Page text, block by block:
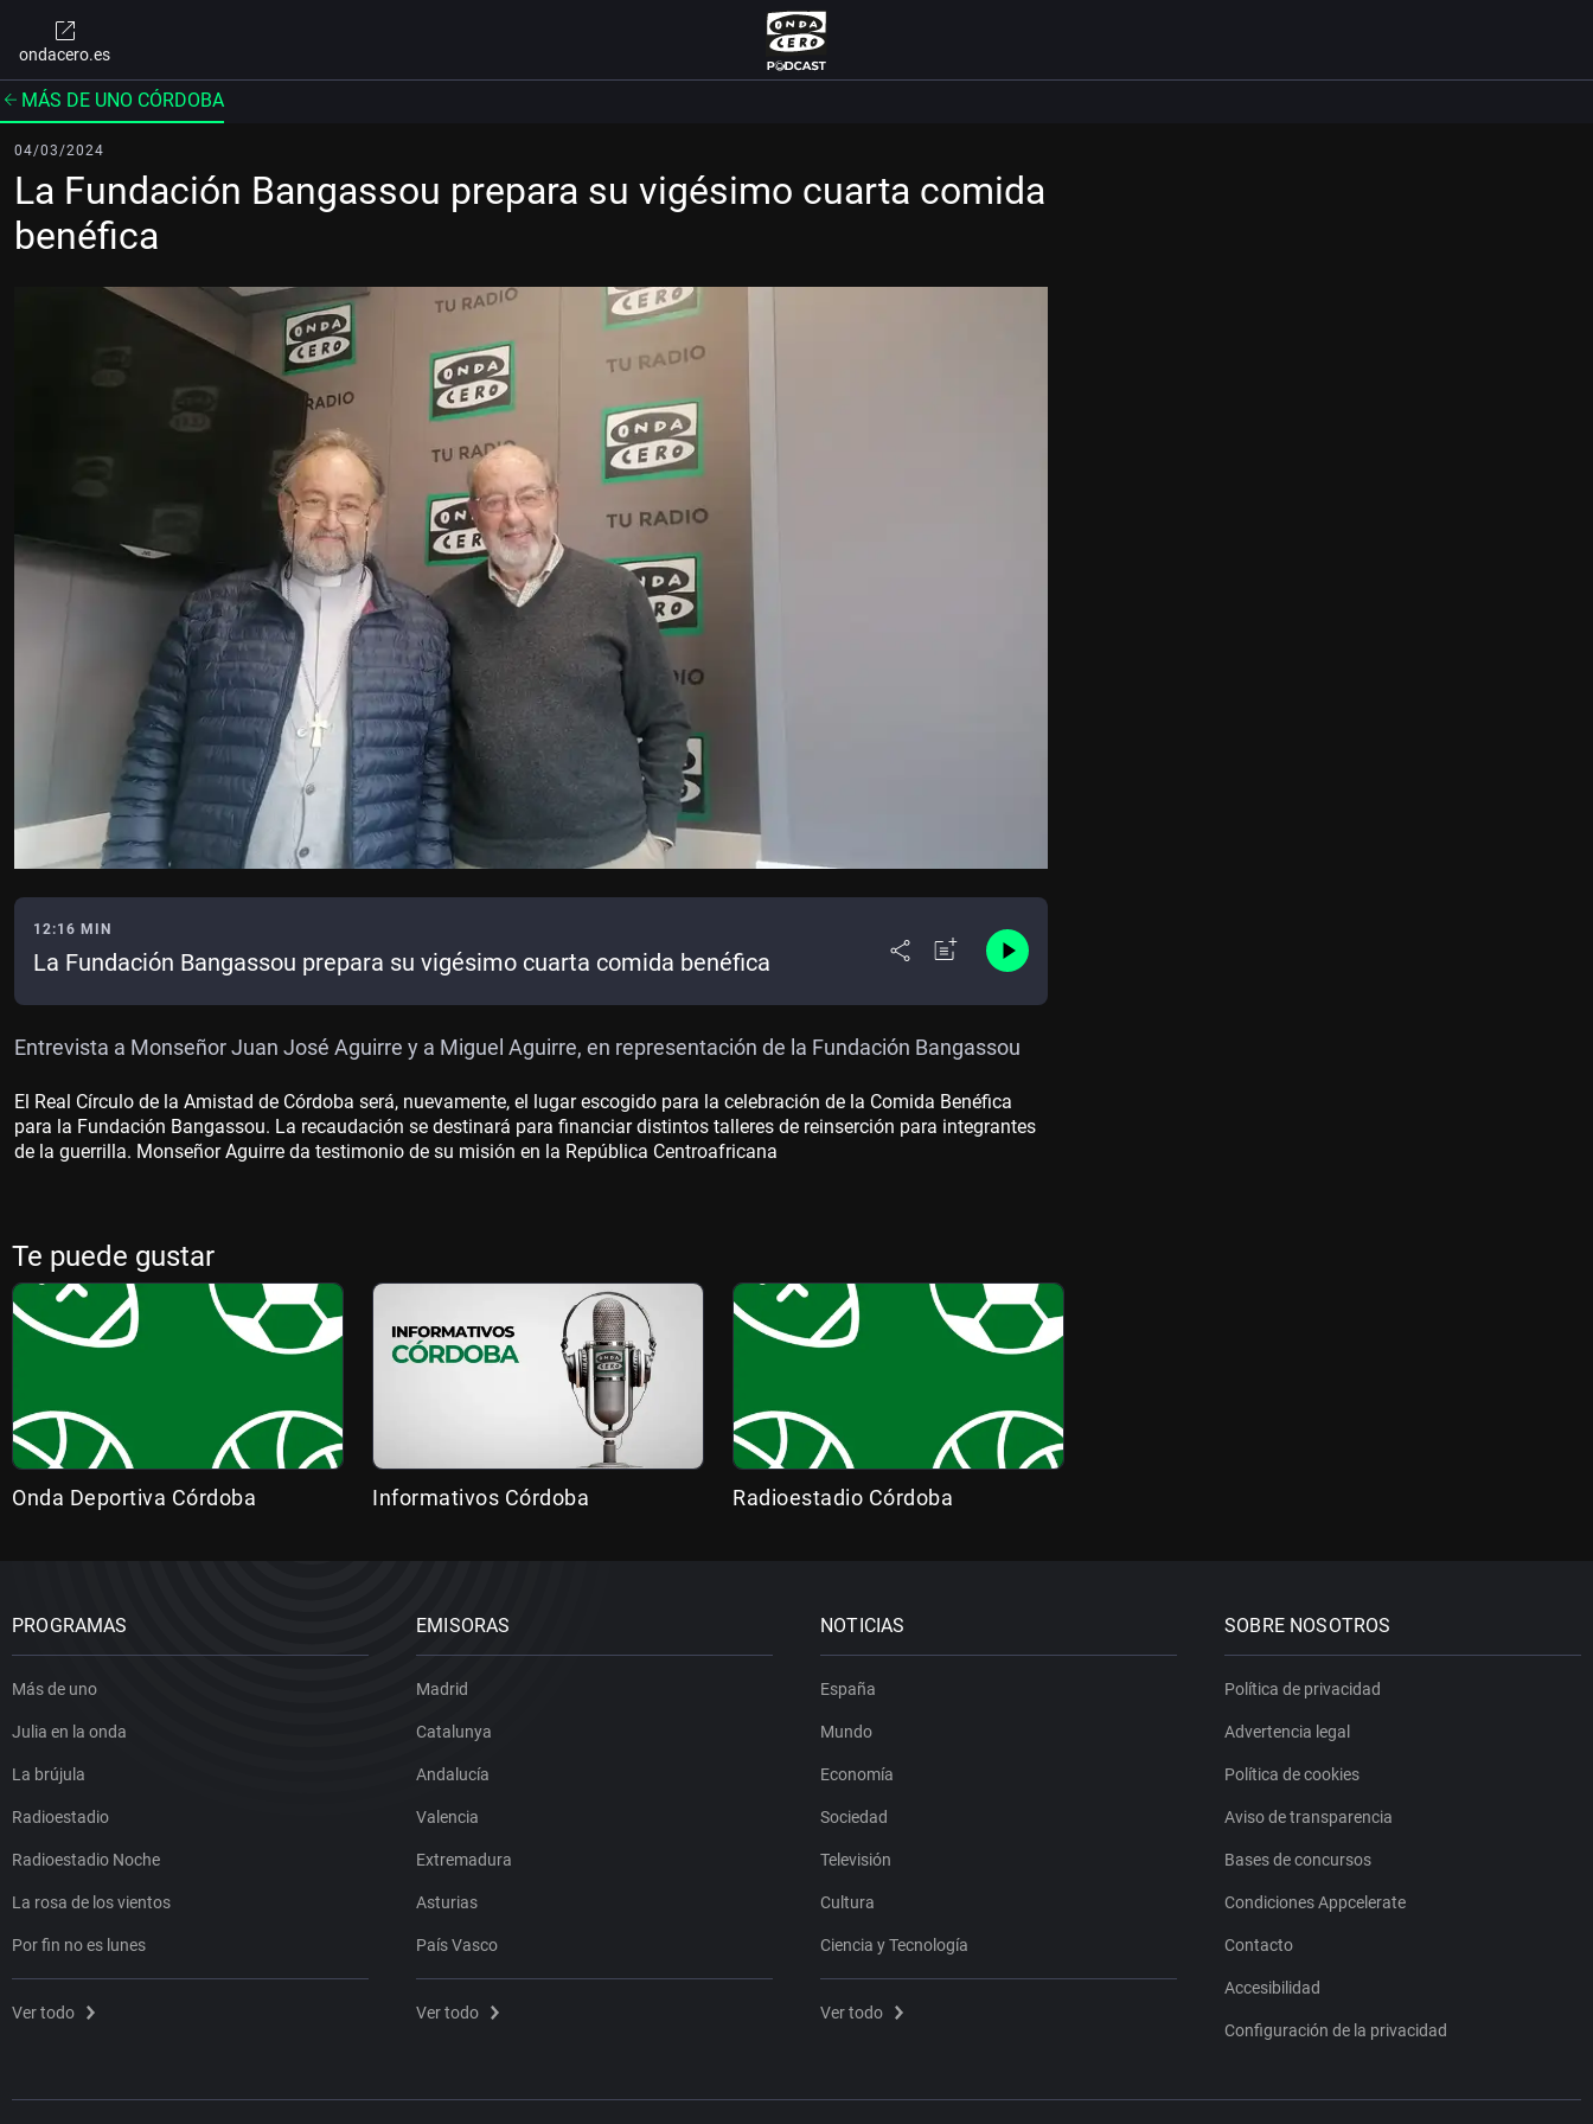
ondacero.es
MÁS DE UNO CÓRDOBA
04/03/2024
La Fundación Bangassou prepara su vigésimo cuarta comida
benéfica
12:16 MIN
La Fundación Bangassou prepara su vigésimo cuarta comida benéfica
Entrevista a Monseñor Juan José Aguirre y a Miguel Aguirre, en representación de la Fundación Bangassou
El Real Círculo de la Amistad de Córdoba será, nuevamente, el lugar escogido para la celebración de la Comida Benéfica
para la Fundación Bangassou. La recaudación se destinará para financiar distintos talleres de reinserción para integrantes
de la guerrilla. Monseñor Aguirre da testimonio de su misión en la República Centroafricana
Te puede gustar
Onda Deportiva Córdoba Informativos Córdoba Radioestadio Córdoba
PROGRAMAS
Más de uno
Julia en la onda
La brújula
Radioestadio
Radioestadio Noche
La rosa de los vientos
Por fin no es lunes
Ver todo
EMISORAS
Madrid
Catalunya
Andalucía
Valencia
Extremadura
Asturias
País Vasco
Ver todo
NOTICIAS
España
Mundo
Economía
Sociedad
Televisión
Cultura
Ciencia y Tecnología
Ver todo
SOBRE NOSOTROS
Política de privacidad
Advertencia legal
Política de cookies
Aviso de transparencia
Bases de concursos
Condiciones Appcelerate
Contacto
Accesibilidad
Configuración de la privacidad